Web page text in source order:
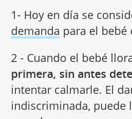
1- Hoy en día se
demanda para el bebé
2 - Cuando el bebé
primera, sin antes
intentar calmarle. El
indiscriminada, puede